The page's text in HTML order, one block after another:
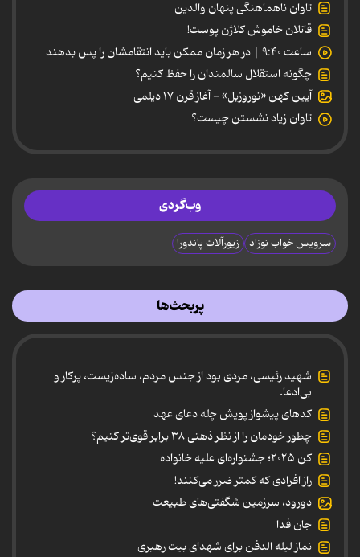
تاوان ناهماهنگی پنهان والدین
قاتلان خاموش کلاژن پوست!
ساعت ۹:۴۰ | در هر زمان ممکن باید انتقامشان را پس بدهند
چگونه استقلال سالمندان را حفظ کنیم؟
آیین کهن «نوروزبل» - آغاز قرن ۱۷ دیلمی
تاوان زیاد نشستن چیست؟
وب‌گردی
سرویس خواب نوزاد زیورآلات پاندورا
پربحث‌ها
شهید رئیسی، مردی بود از جنس مردم، ساده‌زیست، پرکار و
بی‌ادعا.
کدهای پیشواز پویش چله دعای عهد
چطور خودمان را از نظر ذهنی ۳۸ برابر قوی‌تر کنیم؟
کن ۲۰۲۵؛ جشنواره‌ای علیه خانواده
راز افرادی که کمتر ضرر می‌کنند!
دورود، سرزمین شگفتی‌های طبیعت
جان فدا
نماز لیله الدفن برای شهدای بیت رهبری